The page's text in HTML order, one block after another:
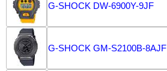
G-SHOCK DW-6900Y-9JF
G-SHOCK GM-S2100B-8AJF